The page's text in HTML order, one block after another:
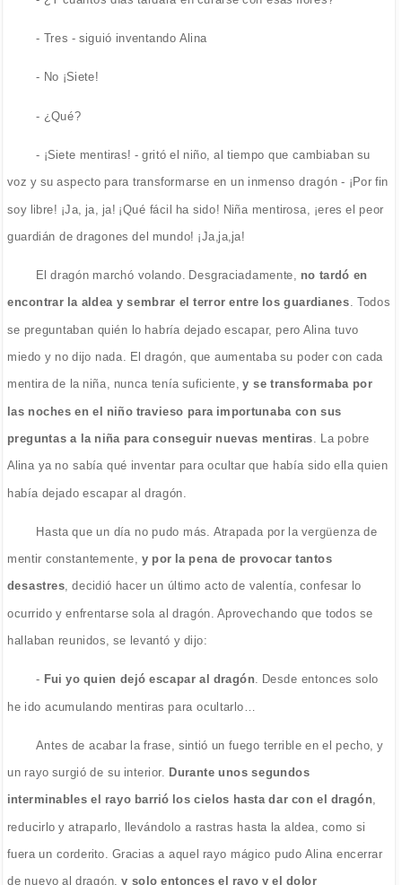
- Tres - siguió inventando Alina
- No ¡Siete!
- ¿Qué?
- ¡Siete mentiras! - gritó el niño, al tiempo que cambiaban su
voz y su aspecto para transformarse en un inmenso dragón - ¡Por fin
soy libre! ¡Ja, ja, ja! ¡Qué fácil ha sido! Niña mentirosa, ¡eres el peor
guardián de dragones del mundo! ¡Ja,ja,ja!
El dragón marchó volando. Desgraciadamente, no tardó en
encontrar la aldea y sembrar el terror entre los guardianes. Todos
se preguntaban quién lo habría dejado escapar, pero Alina tuvo
miedo y no dijo nada. El dragón, que aumentaba su poder con cada
mentira de la niña, nunca tenía suficiente, y se transformaba por
las noches en el niño travieso para importunaba con sus
preguntas a la niña para conseguir nuevas mentiras . La pobre
Alina ya no sabía qué inventar para ocultar que había sido ella quien
había dejado escapar al dragón.
Hasta que un día no pudo más. Atrapada por la vergüenza de
mentir constantemente, y por la pena de provocar tantos
desastres, decidió hacer un último acto de valentía, confesar lo
ocurrido y enfrentarse sola al dragón. Aprovechando que todos se
hallaban reunidos, se levantó y dijo:
- Fui yo quien dejó escapar al dragón . Desde entonces solo
he ido acumulando mentiras para ocultarlo…
Antes de acabar la frase, sintió un fuego terrible en el pecho, y
un rayo surgió de su interior. Durante unos segundos
interminables el rayo barrió los cielos hasta dar con el dragón,
reducirlo y atraparlo, llevándolo a rastras hasta la aldea, como si
fuera un corderito. Gracias a aquel rayo mágico pudo Alina encerrar
de nuevo al dragón, y solo entonces el rayo y el dolor